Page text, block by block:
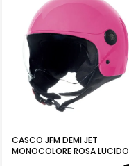
CASCO JFM DEMI JET
MONOCOLORE ROSA LUCIDO